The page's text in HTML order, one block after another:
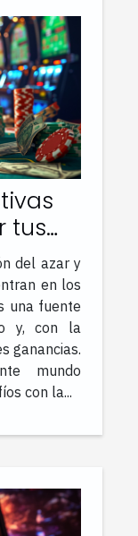
tus
de
del azar y
en los
una fuente
y, con la
ganancias.
mundo
con la...